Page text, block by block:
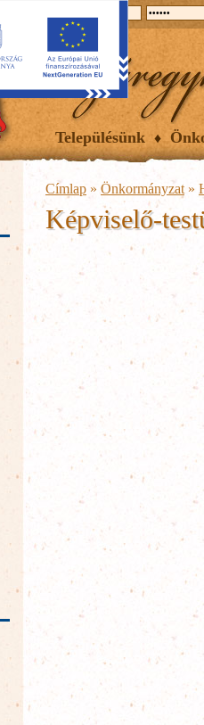
Településünk
Címlap » Önkormányzat »
Képviselő-